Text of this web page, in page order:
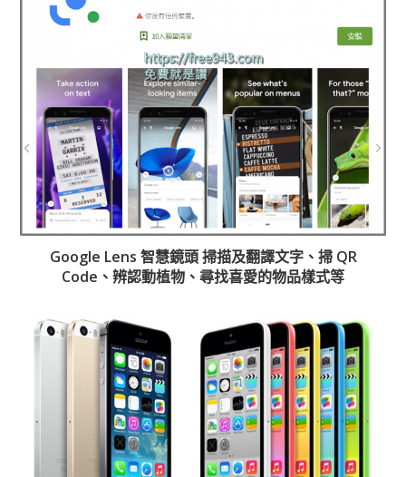
Google Lens 智慧鏡頭 掃描及翻譯文字、掃 QR
Code、辨認動植物、尋找喜愛的物品樣式等